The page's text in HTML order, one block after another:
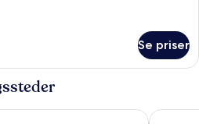
Se priser
Ona